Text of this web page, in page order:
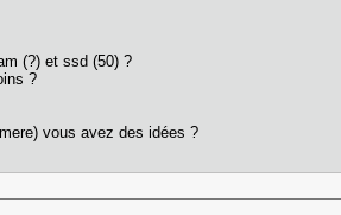
(?) et ssd (50) ?
?
vous avez des idées ?